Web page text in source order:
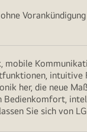
her, die neue
Sie sich von